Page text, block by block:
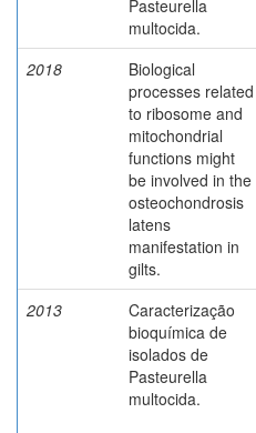
Pasteurella
multocida.
2018
Biological
processes related
to ribosome and
mitochondrial
functions might
be involved in the
osteochondrosis
latens
manifestation in
gilts.
2013
Caracterização
bioquímica de
isolados de
Pasteurella
multocida.